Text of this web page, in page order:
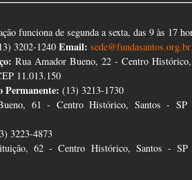
funciona de segunda a sexta, das 9 às 17
3202-1240 Email: sede@fundasantos.org.br
Rua Amador Bueno, 22 - Centro
11.013.150
Permanente: (13) 3213-1730
61 - Centro Histórico, Santos -
3223-4873
62 - Centro Histórico, Santos -